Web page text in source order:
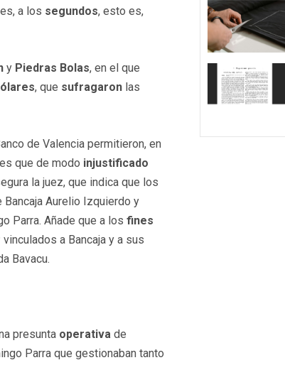
a los segundos, esto es,
y Piedras Bolas, en el que
, que sufragaron las
de Valencia permitieron, en
que de modo injustificado
la juez, que indica que los
Aurelio Izquierdo y
Parra. Añade que a los fines
vinculados a Bancaja y a sus
Bavacu.
presunta operativa de
Parra que gestionaban tanto